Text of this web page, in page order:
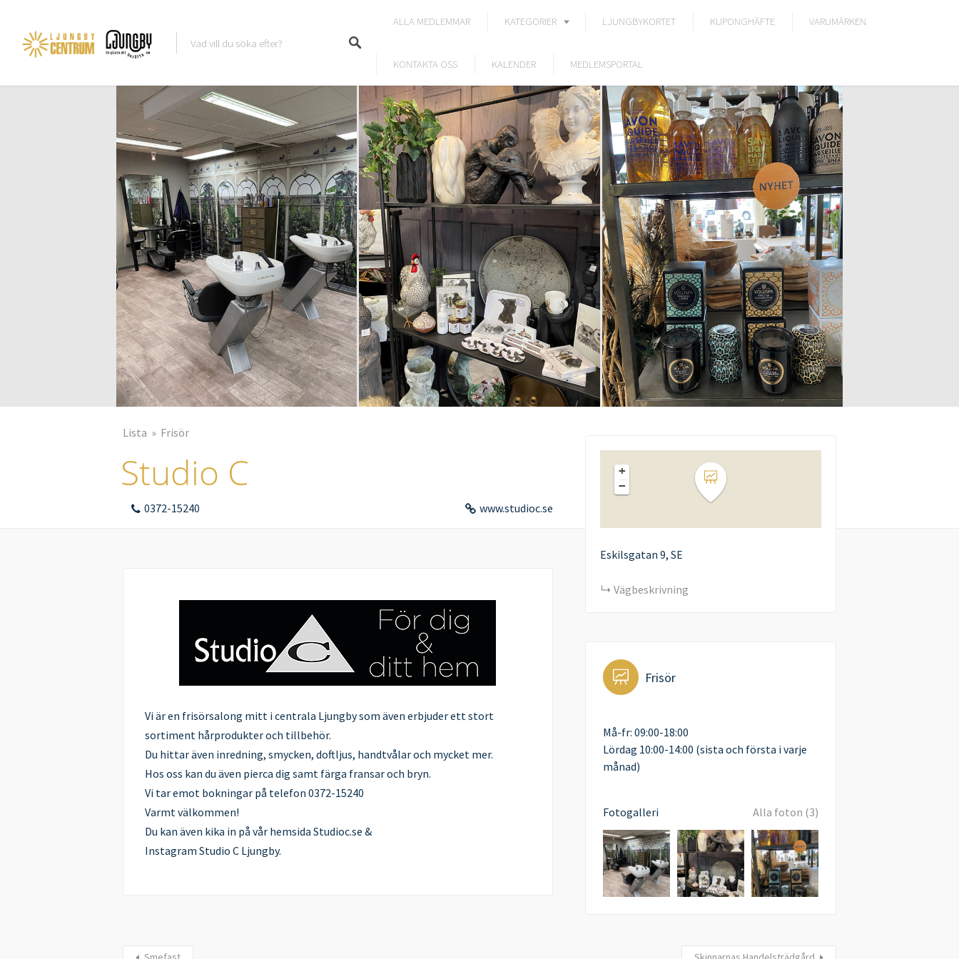
ALLA MEDLEMMAR KATEGORIER LJUNGBYKORTET KUPONGHÄFTE VARUMÄRKEN
KONTAKTA OSS KALENDER MEDLEMSPORTAL
Lista Frisör
Studio C
0372-15240 www.studioc.se
Vi är en frisörsalong mitt i centrala Ljungby som även erbjuder ett stort
sortiment hårprodukter och tillbehör.
Du hittar även inredning, smycken, doftljus, handtvålar och mycket mer.
Hos oss kan du även pierca dig samt färga fransar och bryn.
Vi tar emot bokningar på telefon 0372-15240
Varmt välkommen!
Du kan även kika in på vår hemsida Studioc.se &
Instagram Studio C Ljungby.
+
−
Eskilsgatan 9 SE
Vägbeskrivning
Frisör
Må-fr: 09:00-18:00
Lördag 10:00-14:00 (sista och första i varje
månad)
Fotogalleri Alla foton (3)